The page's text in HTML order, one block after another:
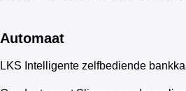
Automaat
LKS Intelligente zelfbediende